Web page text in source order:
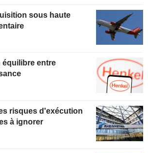
sous haute
à ignorer